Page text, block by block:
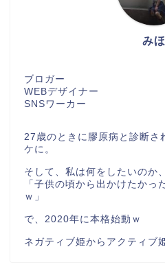
みほ
ブロガー
WEBデザイナー
SNSワーカー
27歳のときに膠原病と診断さ
ケに。
そして、私は何をしたいのか
「子供の頃から出かけたかっ
ｗ」
で、2020年に本格始動ｗ
ネガティブ姫からアクティブ